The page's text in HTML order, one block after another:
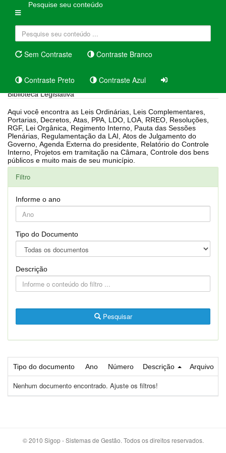
Pesquise seu conteúdo
Sem Contraste Contraste Branco
Contraste Preto Contraste Azul
Biblioteca Legislativa
Aqui você encontra as Leis Ordinárias, Leis Complementares,
Portarias, Decretos, Atas, PPA, LDO, LOA, RREO, Resoluções,
RGF, Lei Orgânica, Regimento Interno, Pauta das Sessões
Plenárias, Regulamentação da LAI, Atos de Julgamento do
Governo, Agenda Externa do presidente, Relatório do Controle
Interno, Projetos em tramitação na Câmara, Controle dos bens
públicos e muito mais de seu município.
Filtro
Informe o ano
Tipo do Documento
Descrição
Pesquisar
Tipo do documento Ano Número Descrição Arquivo
Nenhum documento encontrado. Ajuste os filtros!
© 2010 Sigop - Sistemas de Gestão. Todos os direitos reservados.